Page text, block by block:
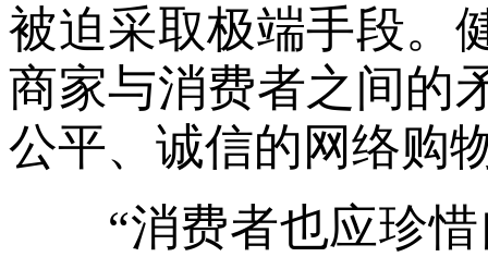
被迫采取极端手段。
商家与消费者之间的
公平、诚信的网络购
“消费者也应珍惜